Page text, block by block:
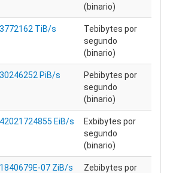
(binario)
TiB/s
Tebibytes por
segundo
(binario)
PiB/s
Pebibytes por
segundo
(binario)
EiB/s
Exbibytes por
segundo
(binario)
07 ZiB/s
Zebibytes por